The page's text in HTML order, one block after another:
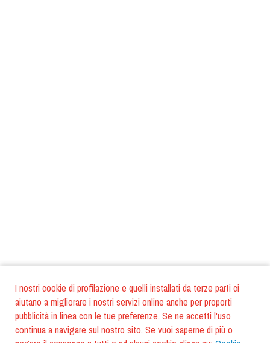
I nostri cookie di profilazione e quelli installati da terze parti ci
aiutano a migliorare i nostri servizi online anche per proporti
pubblicità in linea con le tue preferenze. Se ne accetti l'uso
continua a navigare sul nostro sito. Se vuoi saperne di più o